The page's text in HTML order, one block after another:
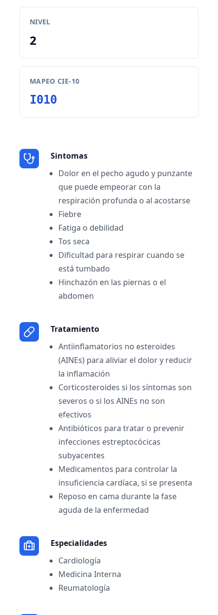
NIVEL
2
MAPEO CIE-10
I010
Sintomas
Dolor en el pecho agudo y punzante
que puede empeorar con la
respiración profunda o al acostarse
Fiebre
Fatiga o debilidad
Tos seca
Dificultad para respirar cuando se
está tumbado
Hinchazón en las piernas o el
abdomen
Tratamiento
Antiinflamatorios no esteroides
(AINEs) para aliviar el dolor y reducir
la inflamación
Corticosteroides si los síntomas son
severos o si los AINEs no son
efectivos
Antibióticos para tratar o prevenir
infecciones estreptocócicas
subyacentes
Medicamentos para controlar la
insuficiencia cardíaca, si se presenta
Reposo en cama durante la fase
aguda de la enfermedad
Especialidades
Cardiología
Medicina Interna
Reumatología